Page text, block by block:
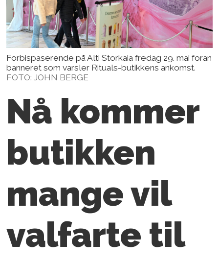
Forbispaserende på Alti Storkaia fredag 29. mai foran
banneret som varsler Rituals-butikkens ankomst.
FOTO: JOHN BERGE
Nå kommer
butikken
mange vil
valfarte til